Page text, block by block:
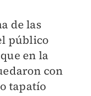
de las
público
en la
con
tapatío